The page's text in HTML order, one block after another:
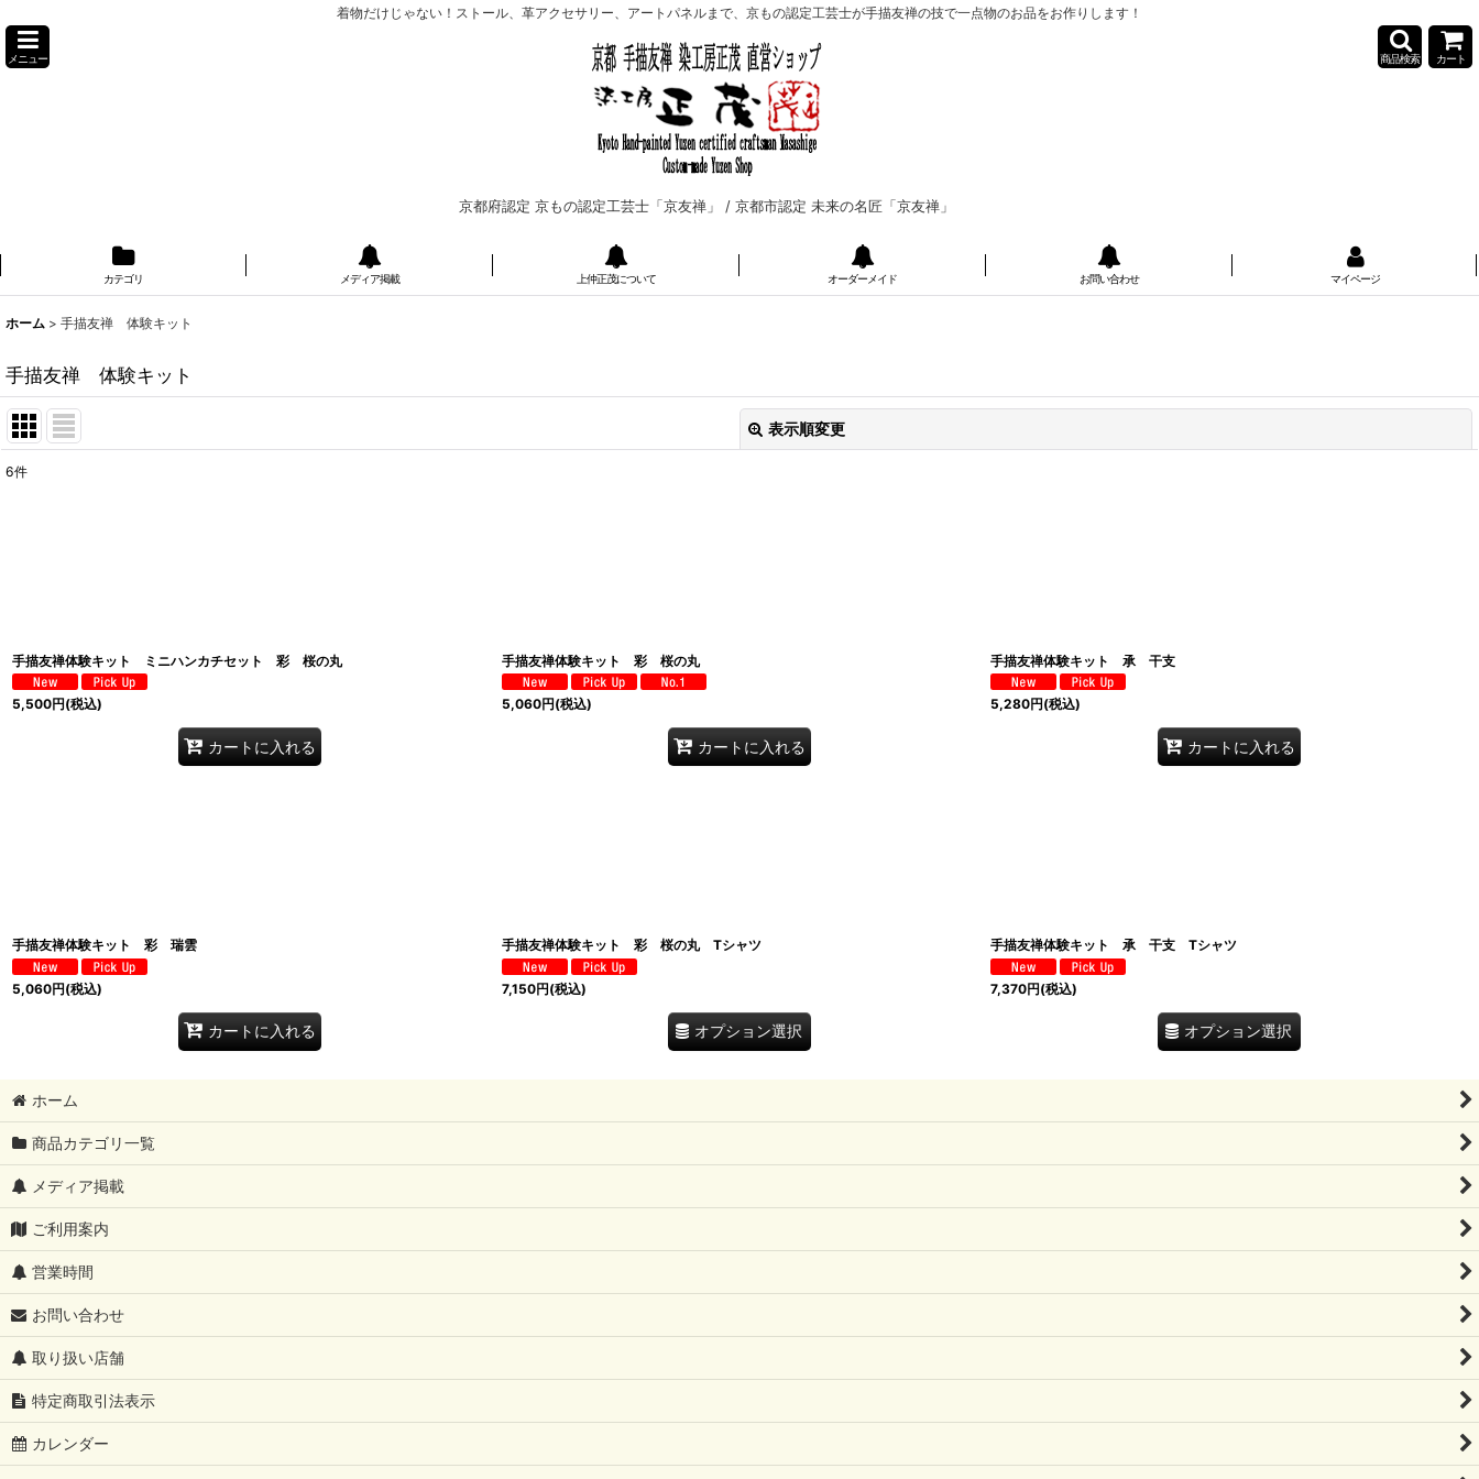
着物だけじゃない！ストール、革アクセサリー、アートパネルまで、京もの認定工芸士が手描友禅の技で一点物のお品をお作りします！
メニュー
京都府認定 京もの認定工芸士「京友禅」 / 京都市認定 未来の名匠「京友禅」
商品検索 カート
カテゴリ メディア掲載 上仲正茂について オーダーメイド お問い合わせ マイページ
ホーム > 手描友禅 体験キット
手描友禅 体験キット
表示順変更
6件
手描友禅体験キット ミニハンカチセット 彩 桜の丸
5,500円(税込)
カートに入れる
手描友禅体験キット 彩 桜の丸
5,060円(税込)
カートに入れる
手描友禅体験キット 承 干支
5,280円(税込)
カートに入れる
手描友禅体験キット 彩 瑞雲
5,060円(税込)
カートに入れる
手描友禅体験キット 彩 桜の丸 Tシャツ
7,150円(税込)
オプション選択
手描友禅体験キット 承 干支 Tシャツ
7,370円(税込)
オプション選択
ホーム
商品カテゴリ一覧
メディア掲載
ご利用案内
営業時間
お問い合わせ
取り扱い店舗
特定商取引法表示
カレンダー